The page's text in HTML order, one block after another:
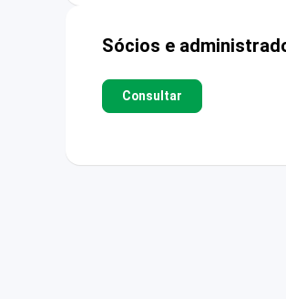
Sócios e
Consultar